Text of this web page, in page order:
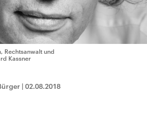
Rechtsanwalt und
Kassner
| 02.08.2018